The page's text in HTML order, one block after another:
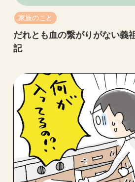
家族のこと
だれとも血の繋がりがない義
記